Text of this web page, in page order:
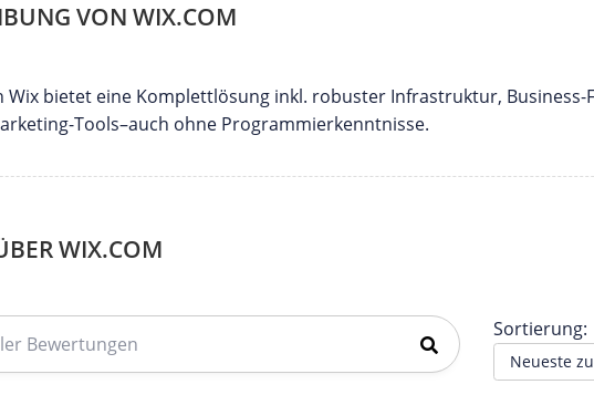
VON WIX.COM
Wix bietet eine Komplettlösung inkl. robuster Infrastruktur, Business-
Tools–auch ohne Programmierkenntnisse.
WIX.COM
Sortierung: